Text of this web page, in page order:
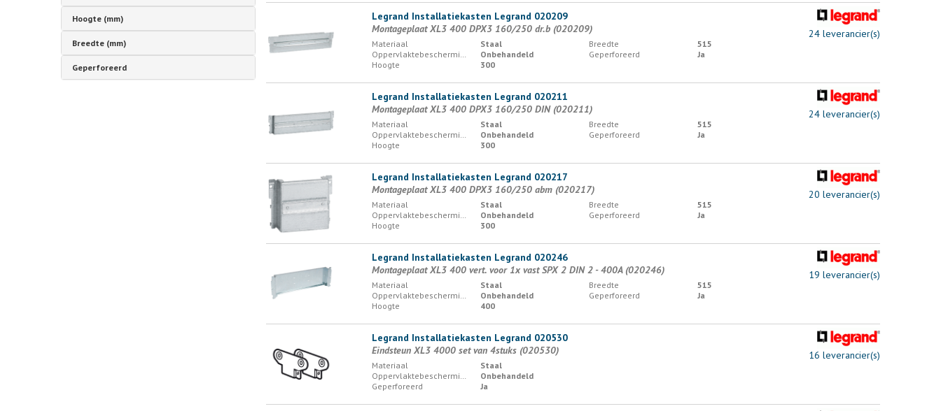
Hoogte (mm)
Breedte (mm)
Geperforeerd
Legrand Installatiekasten Legrand 020209
Montageplaat XL3 400 DPX3 160/250 dr.b (020209)
Materiaal Staal Breedte
515
Oppervlaktebescherming
Onbehandeld Geperforeerd
Ja
Hoogte
300
24 leverancier(s)
Legrand Installatiekasten Legrand 020211
Montageplaat XL3 400 DPX3 160/250 DIN (020211)
Materiaal Staal Breedte
515
Oppervlaktebescherming
Onbehandeld Geperforeerd
Ja
Hoogte
300
24 leverancier(s)
Legrand Installatiekasten Legrand 020217
Montageplaat XL3 400 DPX3 160/250 abm (020217)
Materiaal Staal Breedte
515
Oppervlaktebescherming
Onbehandeld Geperforeerd
Ja
Hoogte
300
20 leverancier(s)
Legrand Installatiekasten Legrand 020246
Montageplaat XL3 400 vert. voor 1x vast SPX 2 DIN 2 - 400A (020246)
Materiaal Staal Breedte
515
Oppervlaktebescherming
Onbehandeld Geperforeerd
Ja
Hoogte
400
19 leverancier(s)
Legrand Installatiekasten Legrand 020530
Eindsteun XL3 4000 set van 4stuks (020530)
Materiaal
Staal
Oppervlaktebescherming
Onbehandeld
Geperforeerd
Ja
16 leverancier(s)